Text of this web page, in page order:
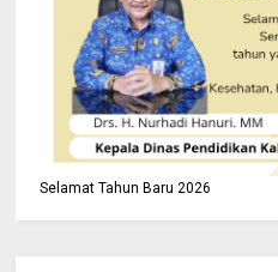
Selamat Tahun Baru 2026